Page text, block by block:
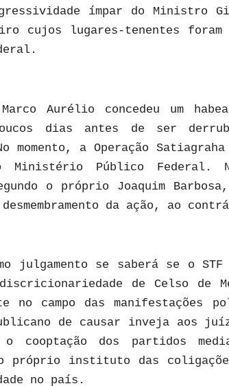
ímpar do Ministro
cujos lugares-tenentes
Aurélio concedeu um
dias antes de ser
momento, a Operação
Ministério Público Federal.
o próprio Joaquim
da ação, ao
julgamento se saberá se o
de Celso de
no campo das manifestações
de causar inveja aos
cooptação dos partidos
instituto das
no país.